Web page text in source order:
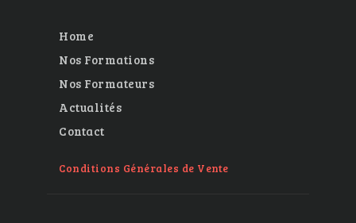
Home
Nos Formations
Nos Formateurs
Actualités
Contact
Conditions Générales de Vente